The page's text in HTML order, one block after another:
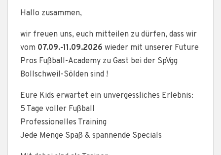
Hallo zusammen,
wir freuen uns, euch mitteilen zu dürfen, dass wir
vom 07.09.-11.09.2026 wieder mit unserer Future
Pros Fußball-Academy zu Gast bei der SpVgg
Bollschweil-Sölden sind !
Eure Kids erwartet ein unvergessliches Erlebnis:
5 Tage voller Fußball
Professionelles Training
Jede Menge Spaß & spannende Specials